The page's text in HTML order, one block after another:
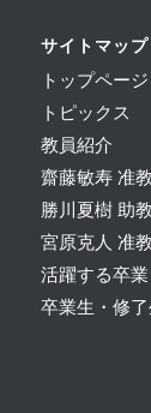
サイトマップ
トップページ
トピックス
教員紹介
齋藤敏寿 准
勝川夏樹 助教
宮原克人 准
活躍する卒
卒業生・修